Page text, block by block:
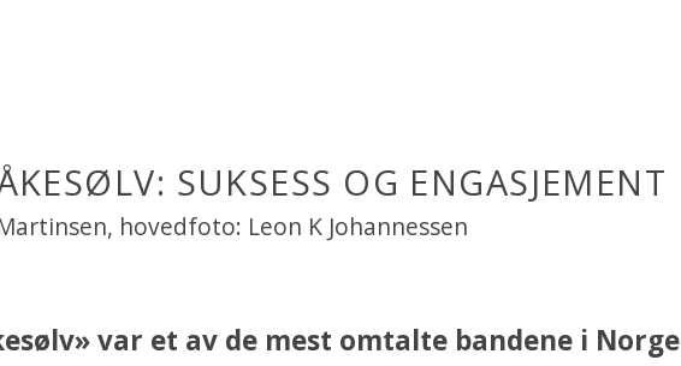
SUKSESS OG ENGASJEMENT
hovedfoto: Leon K Johannessen
var et av de mest omtalte bandene i Norge